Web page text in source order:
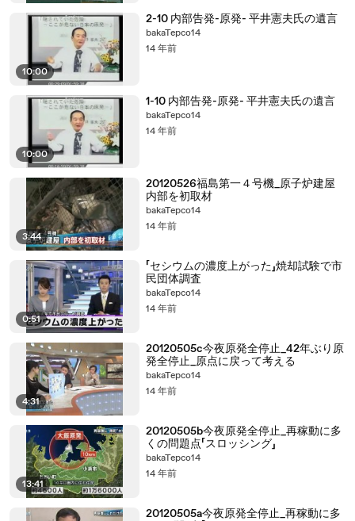
10:00
2-10 内部告発-原発- 平井憲夫氏の遺言
bakaTepco14
14 年前
10:00
1-10 内部告発-原発- 平井憲夫氏の遺言
bakaTepco14
14 年前
3:44
20120526福島第一４号機_原子炉建屋
内部を初取材
bakaTepco14
14 年前
0:51
「セシウムの濃度上がった」焼却試験で市
民団体調査
bakaTepco14
14 年前
4:31
20120505c今夜原発全停止_42年ぶり原
発全停止_原点に戻って考える
bakaTepco14
14 年前
13:41
20120505b今夜原発全停止_再稼動に多
くの問題点「スロッシング」
bakaTepco14
14 年前
20120505a今夜原発全停止_再稼動に多